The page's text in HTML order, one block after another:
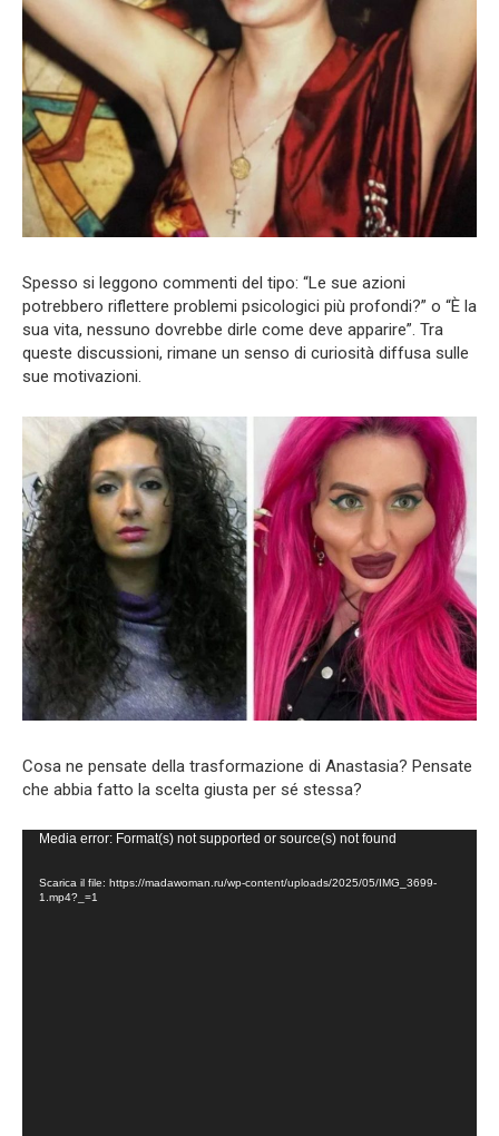
Spesso si leggono commenti del tipo: “Le sue azioni
potrebbero riflettere problemi psicologici più profondi?” o “È la
sua vita, nessuno dovrebbe dirle come deve apparire”. Tra
queste discussioni, rimane un senso di curiosità diffusa sulle
sue motivazioni.
Cosa ne pensate della trasformazione di Anastasia? Pensate
che abbia fatto la scelta giusta per sé stessa?
Video
Media error: Format(s) not supported or source(s) not found
Scarica il file: https://madawoman.ru/wp-content/uploads/2025/05/IMG_3699-
1.mp4?_=1